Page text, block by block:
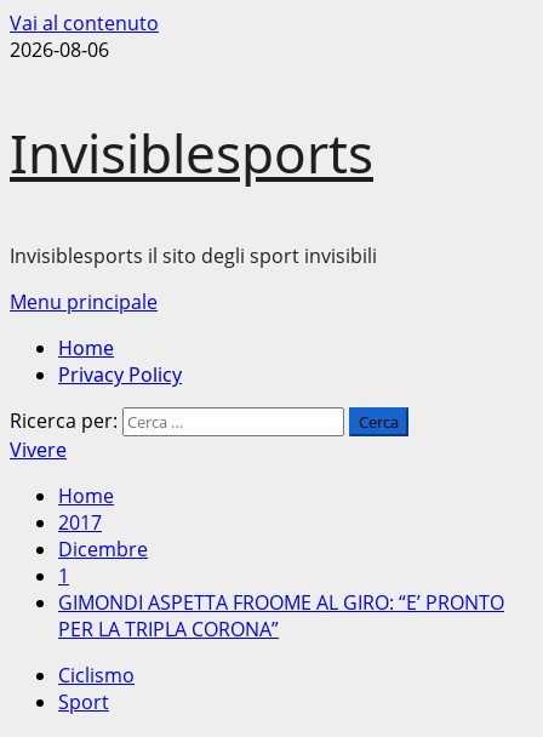
Vai al contenuto
2026-08-06
Invisiblesports
Invisiblesports il sito degli sport invisibili
Menu principale
Home
Privacy Policy
Ricerca per:
Vivere
Home
2017
Dicembre
1
GIMONDI ASPETTA FROOME AL GIRO: “E’ PRONTO
PER LA TRIPLA CORONA”
Ciclismo
Sport